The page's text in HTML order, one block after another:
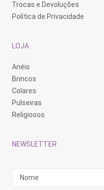
Trocas e Devoluções
Política de Privacidade
LOJA
Anéis
Brincos
Colares
Pulseiras
Religiosos
NEWSLETTER